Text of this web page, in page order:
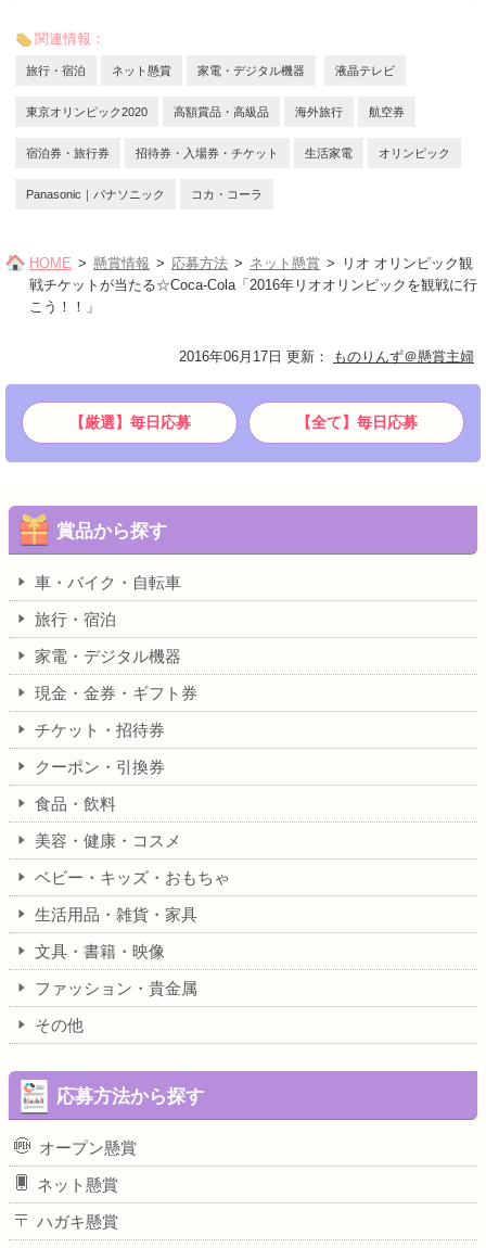
関連情報：
旅行・宿泊 ネット懸賞 家電・デジタル機器 液晶テレビ
東京オリンピック2020 高額賞品・高級品 海外旅行 航空券
宿泊券・旅行券 招待券・入場券・チケット 生活家電 オリンピック
Panasonic｜パナソニック コカ・コーラ
HOME 懸賞情報 応募方法 ネット懸賞
リオ オリンピック観
戦チケットが当たる☆Coca-Cola「2016年リオオリンピックを観戦に行
こう！！」
2016年06月17日 更新 ： ものりんず＠懸賞主婦
【厳選】毎日応募 【全て】毎日応募
賞品から探す
車・バイク・自転車
旅行・宿泊
家電・デジタル機器
現金・金券・ギフト券
チケット・招待券
クーポン・引換券
食品・飲料
美容・健康・コスメ
ベビー・キッズ・おもちゃ
生活用品・雑貨・家具
文具・書籍・映像
ファッション・貴金属
その他
応募方法から探す
オープン懸賞
ネット懸賞
ハガキ懸賞